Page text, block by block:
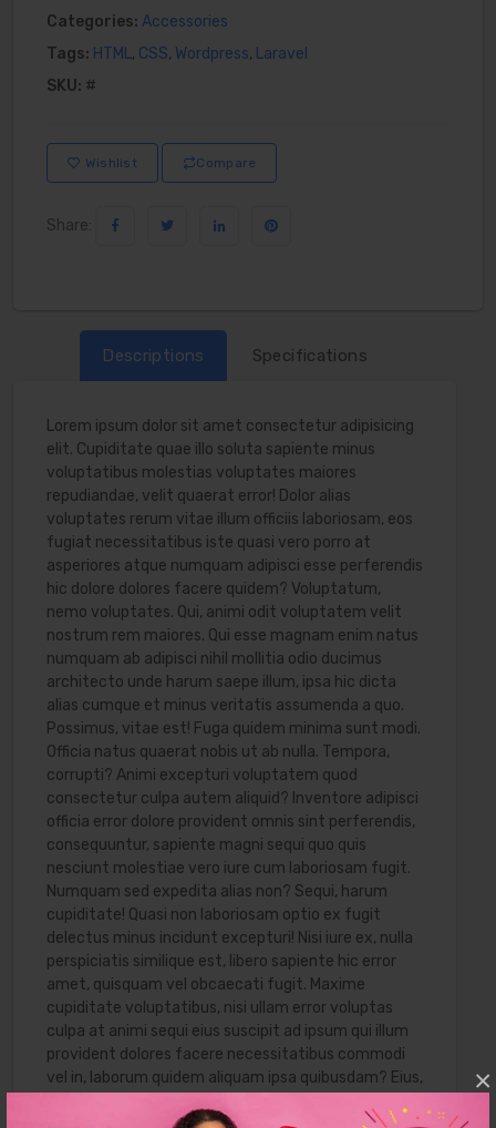
×
Categories: Accessories
Tags: HTML, CSS, Wordpress, Laravel
SKU: #
Wishlist Compare
Share:
Descriptions Specifications
Lorem ipsum dolor sit amet consectetur adipisicing
elit. Cupiditate quae illo soluta sapiente minus
voluptatibus molestias voluptates maiores
repudiandae, velit quaerat error! Dolor alias
voluptates rerum vitae illum officiis laboriosam, eos
fugiat necessitatibus iste quasi vero porro at
asperiores atque numquam adipisci esse perferendis
hic dolore dolores facere quidem? Voluptatum,
nemo voluptates. Qui, animi odit voluptatem velit
nostrum rem maiores. Qui esse magnam enim natus
numquam ab adipisci nihil mollitia odio ducimus
architecto unde harum saepe illum, ipsa hic dicta
alias cumque et minus veritatis assumenda a quo.
Possimus, vitae est! Fuga quidem minima sunt modi.
Officia natus quaerat nobis ut ab nulla. Tempora,
corrupti? Animi excepturi voluptatem quod
consectetur culpa autem aliquid? Inventore adipisci
officia error dolore provident omnis sint perferendis,
consequuntur, sapiente magni sequi quo quis
nesciunt molestiae vero iure cum laboriosam fugit.
Numquam sed expedita alias non? Sequi, harum
cupiditate! Quasi non laboriosam optio ex fugit
delectus minus incidunt excepturi! Nisi iure ex, nulla
perspiciatis similique est, libero sapiente hic error
amet, quisquam vel obcaecati fugit. Maxime
cupiditate voluptatibus, nisi ullam error voluptas
culpa at animi sequi eius suscipit ad ipsum qui illum
provident dolores facere necessitatibus commodi
vel in, laborum quidem aliquam ipsa quibusdam? Eius,
sapiente nisi beatae necessitatibus reprehenderit